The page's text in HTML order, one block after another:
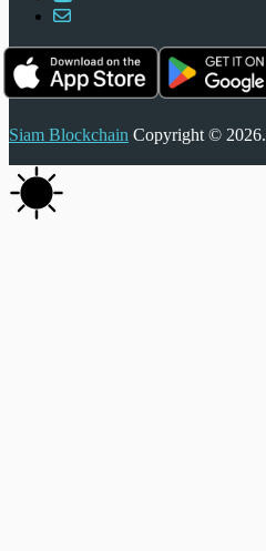
Siam Blockchain Copyright © 2026.